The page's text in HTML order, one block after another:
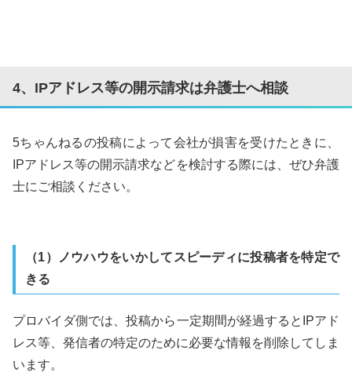
4、IPアドレス等の開示請求は弁護士へ相談
5ちゃんねるの投稿によって会社が損害を受けたときに、
IPアドレス等の開示請求などを検討する際には、ぜひ弁護
士にご相談ください。
（1）ノウハウをいかしてスピーディに投稿者を特定で
きる
プロバイダ側では、投稿から一定期間が経過するとIPアド
レス等、発信者の特定のために必要な情報を削除してしま
います。